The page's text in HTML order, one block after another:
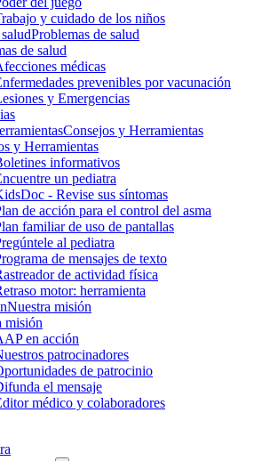
y cuidado de los niños
Problemas de salud
de salud
médicas
prevenibles por vacunación
y Emergencias
Consejos y Herramientas
y Herramientas
informativos
un pediatra
- Revise sus síntomas
de acción para el control del asma
familiar de uso de pantallas
al pediatra
de mensajes de texto
de activida​d física
motor: herramienta
Nuestra misión
misión
en acción
patrocinadores
de patrocinio
el mensaje
médico y colaboradores